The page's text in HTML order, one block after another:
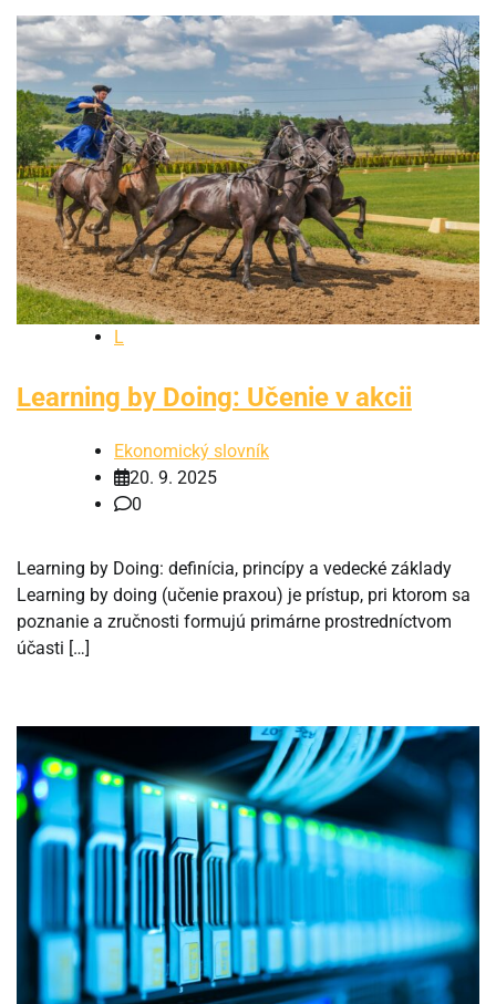
L
Learning by Doing: Učenie v akcii
Ekonomický slovník
20. 9. 2025
0
Learning by Doing: definícia, princípy a vedecké základy
Learning by doing (učenie praxou) je prístup, pri ktorom sa
poznanie a zručnosti formujú primárne prostredníctvom
účasti […]